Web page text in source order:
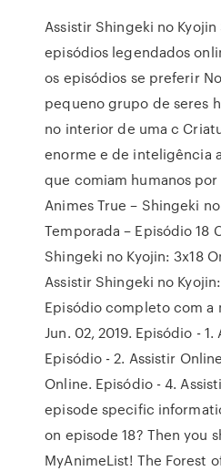
Assistir Shingeki no
episódios legendados
os episódios se preferir
pequeno grupo de seres
no interior de uma c
enorme e de inteligência
que comiam humanos por
Animes True – Shingeki no
Temporada – Episódio 18
Shingeki no Kyojin: 3x18
Assistir Shingeki no
Episódio completo com a
Jun. 02, 2019. Episódio -
Episódio - 2. Assistir
Online. Episódio - 4.
episode specific
on episode 18? Then you
MyAnimeList! The Forest